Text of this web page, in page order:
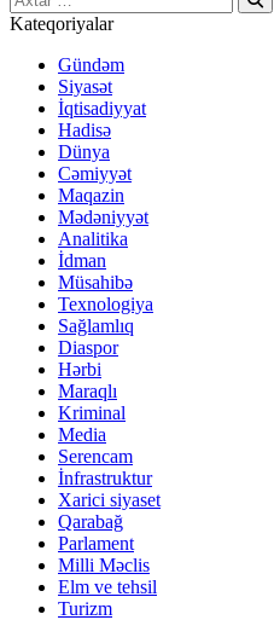
Kateqoriyalar
Gündəm
Siyasət
İqtisadiyyat
Hadisə
Dünya
Cəmiyyət
Maqazin
Mədəniyyət
Analitika
İdman
Müsahibə
Texnologiya
Sağlamlıq
Diaspor
Hərbi
Maraqlı
Kriminal
Media
Serencam
İnfrastruktur
Xarici siyaset
Qarabağ
Parlament
Milli Məclis
Elm ve tehsil
Turizm